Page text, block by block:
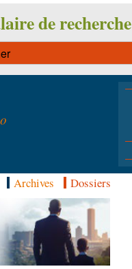
de recherche
Archives Dossiers